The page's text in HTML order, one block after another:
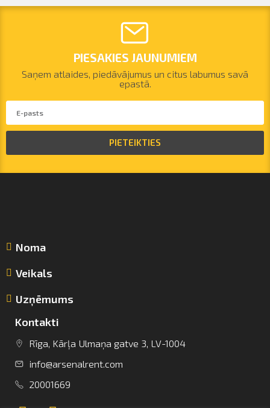
info@arsenalrent.com
+37120001669
PIESAKIES JAUNUMIEM
Saņem atlaides, piedāvājumus un citus labumus savā
epastā.
PIETEIKTIES
Noma
Veikals
Uzņēmums
Kontakti
Rīga, Kārļa Ulmaņa gatve 3, LV-1004
info@arsenalrent.com
20001669